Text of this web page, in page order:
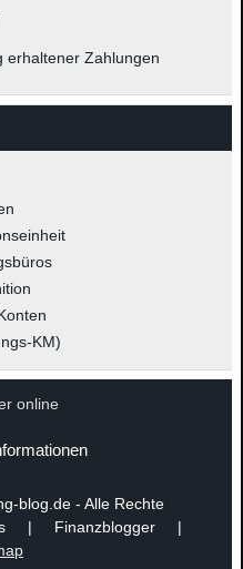
erhaltener Zahlungen
KM)
online
blog.de - Alle Rechte
| Finanzblogger |